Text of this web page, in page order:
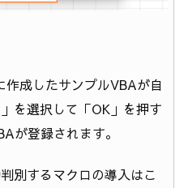
成したサンプルVBAが自
を選択して「OK」を押す
が登録されます。
別するマクロの導入はこ